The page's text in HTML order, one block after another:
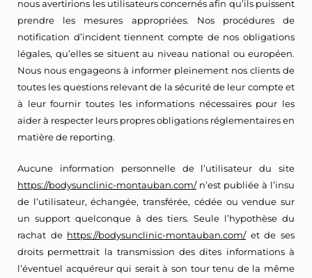
nous avertirions les utilisateurs concernés afin qu’ils puissent
prendre les mesures appropriées. Nos procédures de
notification d’incident tiennent compte de nos obligations
légales, qu’elles se situent au niveau national ou européen.
Nous nous engageons à informer pleinement nos clients de
toutes les questions relevant de la sécurité de leur compte et
à leur fournir toutes les informations nécessaires pour les
aider à respecter leurs propres obligations réglementaires en
matière de reporting.
Aucune information personnelle de l’utilisateur du site
https://bodysunclinic-montauban.com/n’est publiée à l’insu
de l’utilisateur, échangée, transférée, cédée ou vendue sur
un support quelconque à des tiers. Seule l’hypothèse du
rachat de https://bodysunclinic-montauban.com/et de ses
droits permettrait la transmission des dites informations à
l’éventuel acquéreur qui serait à son tour tenu de la même